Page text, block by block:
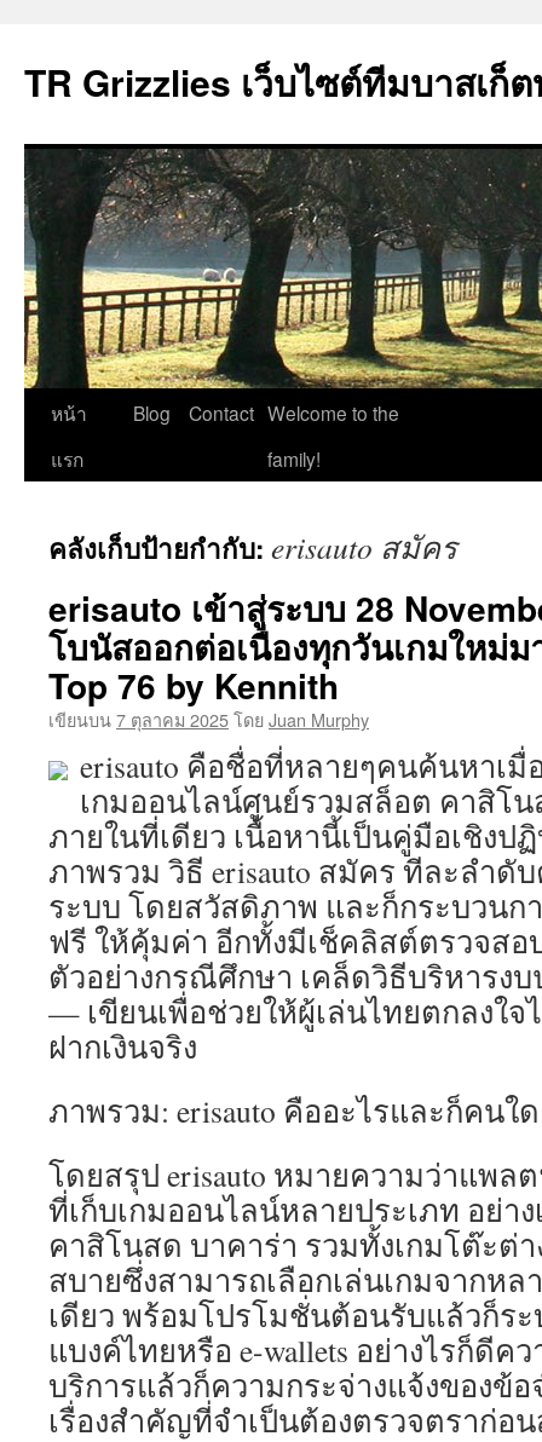
TR Grizzlies เว็บไซต์ทีมบาสเก็
ข้าม
ไป
เนื้อหา
หน้า
แรก
Blog Contact Welcome to the
family!
คลังเก็บป้ายกำกับ: erisauto สมัคร
erisauto เข้าสู่ระบบ 28
โบนัสออกต่อเนื่องทุกวันเกมใหม่
Top 76 by Kennith
เขียนบน7 ตุลาคม 2025โดยJuan Murphy
erisauto คือชื่อที่หลายๆคนค้นหาเ
เกมออนไลน์ศูนย์รวมสล็อต คาสิโ
ภายในที่เดียว เนื้อหานี้เป็นคู่มือเชิง
ภาพรวม วิธี erisauto สมัคร ทีละลำดับ
ระบบ โดยสวัสดิภาพ และก็กระบวนกา
ฟรี ให้คุ้มค่า อีกทั้งมีเช็คลิสต์ตรวจส
ตัวอย่างกรณีศึกษา เคล็ดวิธีบริหารง
— เขียนเพื่อช่วยให้ผู้เล่นไทยตกลงใ
ฝากเงินจริง
ภาพรวม: erisauto คืออะไรและก็คนใ
โดยสรุป erisauto หมายความว่าแพล
ที่เก็บเกมออนไลน์หลายประเภท อย่า
คาสิโนสด บาคาร่า รวมทั้งเกมโต๊ะต่
สบายซึ่งสามารถเลือกเล่นเกมจากห
เดียว พร้อมโปรโมชั่นต้อนรับแล้วก็ร
แบงค์ไทยหรือ e-wallets อย่างไรก็ดีค
บริการแล้วก็ความกระจ่างแจ้งของข้
เรื่องสำคัญที่จำเป็นต้องตรวจตราก่อ